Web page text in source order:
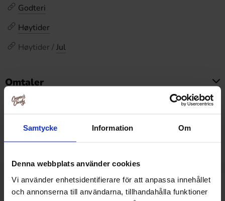
Samtycke Information Om
Denna webbplats använder cookies
Vi använder enhetsidentifierare för att anpassa innehållet
och annonserna till användarna, tillhandahålla funktioner
Godteri
Høytider
Høytider / Jul
Omtaler
Dette produktet har ingen anmeldelser
Laveste pris de siste 30 dagene er 197.94 kr (2026-08-
08)
Relaterte produkter